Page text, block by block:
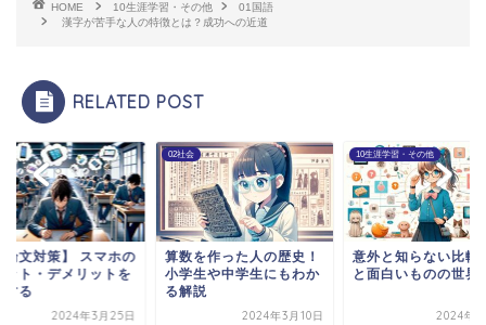
HOME 10生涯学習・その他
01国語
漢字が苦手な人の特徴とは？成功への近道
RELATED POST
論文対策】 スマホの
ット・デメリットを
する
2024年3月25日
02社会
算数を作った人の歴史！
小学生や中学生にもわか
る解説
2024年3月10日
10生涯学習・その他
意外と知らない比較
と面白いものの世界
2024年4